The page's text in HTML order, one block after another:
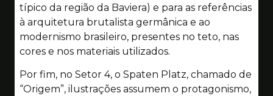
típico da região da Baviera) e para as referências
à arquitetura brutalista germânica e ao
modernismo brasileiro, presentes no teto, nas
cores e nos materiais utilizados.
Por fim, no Setor 4, o Spaten Platz, chamado de
“Origem”, ilustrações assumem o protagonismo,